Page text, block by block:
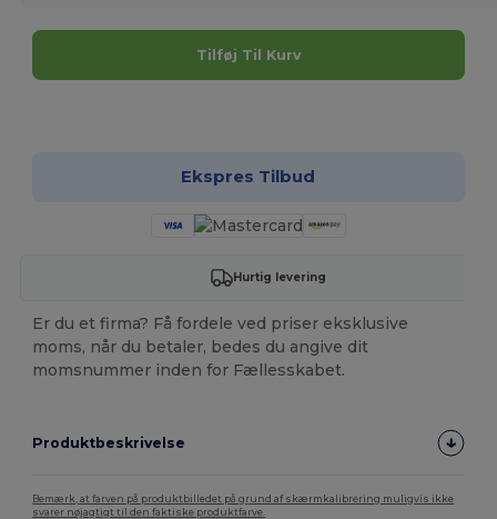
Tilføj Til Kurv
Ekspres Tilbud
Hurtig levering
Er du et firma? Få fordele ved priser eksklusive
moms, når du betaler, bedes du angive dit
momsnummer inden for Fællesskabet.
Produktbeskrivelse
Bemærk, at farven på produktbilledet på grund af skærmkalibrering muligvis ikke
svarer nøjagtigt til den faktiske produktfarve.